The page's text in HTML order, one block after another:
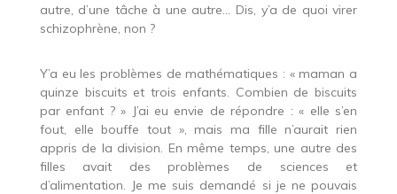
autre, d’une tâche à une autre… Dis, y’a de quoi virer
schizophrène, non ?
Y’a eu les problèmes de mathématiques : « maman a
quinze biscuits et trois enfants. Combien de biscuits
par enfant ? » J’ai eu envie de répondre : « elle s’en
fout, elle bouffe tout », mais ma fille n’aurait rien
appris de la division. En même temps, une autre des
filles avait des problèmes de sciences et
d’alimentation. Je me suis demandé si je ne pouvais